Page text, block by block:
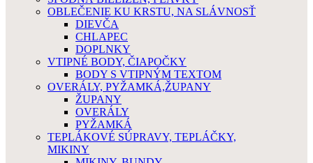
OBLEČENIE KU KRSTU, NA SLÁVNOSŤ
DIEVČA
CHLAPEC
DOPLNKY
VTIPNÉ BODY, ČIAPOČKY
BODY S VTIPNÝM TEXTOM
OVERÁLY, PYŽAMKÁ,ŽUPANY
ŽUPANY
OVERÁLY
PYŽAMKÁ
TEPLÁKOVÉ SÚPRAVY, TEPLÁČKY,
MIKINY